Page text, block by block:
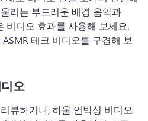
리는 부드러운 배경 음악과
비디오 효과를 사용해 보세요.
(opens in a new tab)
ASMR 테크 비디오를 구경해 보
오
뷰하거나, 하울 언박싱 비디오